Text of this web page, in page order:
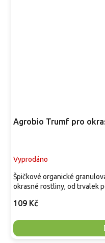
Agrobio Trumf pro
Vyprodáno
109 Kč
Špičkové organické
okrasné rostliny, od trvalek